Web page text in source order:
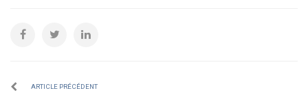
ARTICLE PRÉCÉDENT